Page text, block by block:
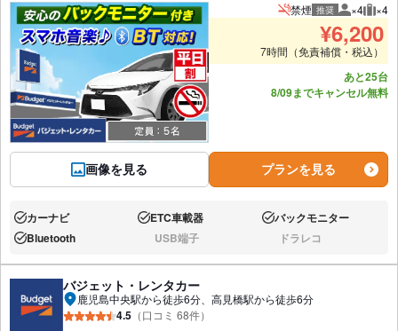
画像を見る
禁煙 推奨 推奨人数
×4 推
×4
¥6,200
7時間（免責補償・税込）
あと25台
8/09までキャンセル無料
プランを見る
あり:カーナビ あり:ETC車載器 あり:バックモニター
あり:Bluetooth なし:USB端子 なし:ドラレコ
バジェット・レンタカー
鹿児島中央駅から徒歩6分、高見橋駅から徒歩6分
4.5 （口コミ 68件）